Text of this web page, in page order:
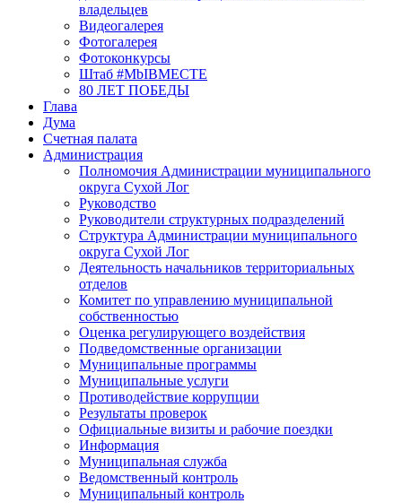
владельцев
Видеогалерея
Фотогалерея
Фотоконкурсы
Штаб #MbIBMECTE
80 ЛЕТ ПОБЕДЫ
Глава
Дума
Счетная палата
Администрация
Полномочия Администрации муниципального
округа Сухой Лог
Руководство
Руководители структурных подразделений
Структура Администрации муниципального
округа Сухой Лог
Деятельность начальников территориальных
отделов
Комитет по управлению муниципальной
собственностью
Оценка регулирующего воздействия
Подведомственные организации
Муниципальные программы
Муниципальные услуги
Противодействие коррупции
Результаты проверок
Официальные визиты и рабочие поездки
Информация
Муниципальная служба
Ведомственный контроль
Муниципальный контроль